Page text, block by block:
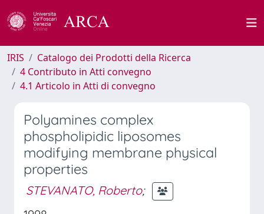
IRIS
Catalogo dei Prodotti della Ricerca
4 Contributo in Atti convegno
4.1 Articolo in Atti di convegno
Polyamines complex
phospholipidic liposomes
modifying membrane physical
properties
STEVANATO, Roberto;